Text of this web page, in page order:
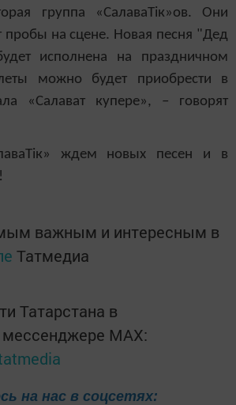
группа «СалаваТік»ов. Они
пробы на сцене. Новая песня "Дед
исполнена на праздничном
можно будет приобрести в
«Салават купере», – говорят
ждем новых песен и в
важным и интересным в
Татмедиа
Татарстана в
MАХ:
на нас в соцсетях: